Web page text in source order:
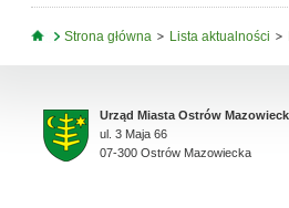
Jesteś tutaj
Strona główna Lista aktualności
Urząd Miasta Ostrów
ul. 3 Maja 66
07-300 Ostrów Mazowiecka